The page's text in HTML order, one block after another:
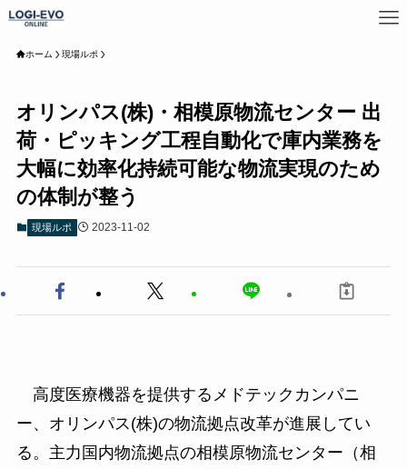
ホーム 現場ルポ
オリンパス(株)・相模原物流センター 出
荷・ピッキング工程自動化で庫内業務を
大幅に効率化持続可能な物流実現のため
の体制が整う
現場ルポ 2023-11-02
高度医療機器を提供するメドテックカンパニ
ー、オリンパス(株)の物流拠点改革が進展してい
る。主力国内物流拠点の相模原物流センター（相